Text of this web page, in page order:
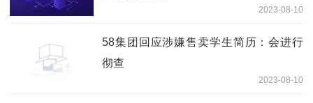
2023-08-10
58集团回应涉嫌售卖学生简历：会进行
彻查
2023-08-10